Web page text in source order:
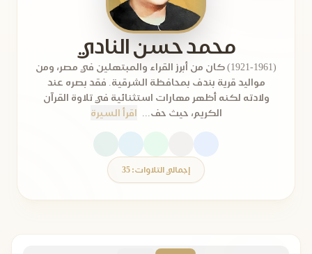
محمد حسن النادي
(1921-1961) كان من أبرز القراء والمبتهلين في مصر، ومن
مواليد قرية بندف بمحافظة الشرقية. فقد بصره عند
ولادته لكنه أظهر مهارات استثنائية في تلاوة القرآن
الكريم، حيث حف...
اقرأ السيرة
إجمالي التلاوات: 35